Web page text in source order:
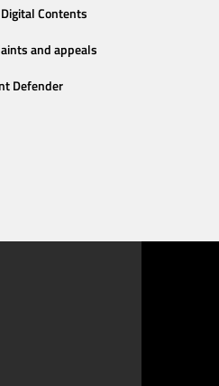
Contents
and appeals
Defender